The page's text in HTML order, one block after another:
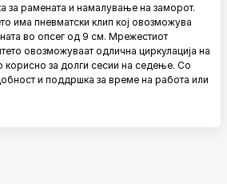
за рамената и намалување на заморот.
има пневматски клип кој овозможува
во опсег од 9 см. Мрежестиот
овозможуваат одлична циркулација на
корисно за долги сесии на седење. Со
и поддршка за време на работа или